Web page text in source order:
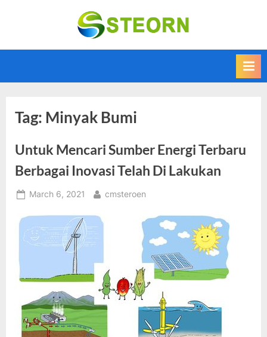
Informasi
Terkini dan
Informasi teknologi
terbaru dan
Tag: Minyak Bumi
Untuk Mencari Sumber Energi Terbaru
Berbagai Inovasi Telah Di Lakukan
Posted
March 6, 2021 By
cmsteroen